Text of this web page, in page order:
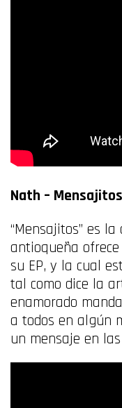
Nath – Mensajitos
“Mensajitos” es
antioqueña
su EP, y la cual
tal como dice la
enamorado
a todos en algún
un mensaje en las